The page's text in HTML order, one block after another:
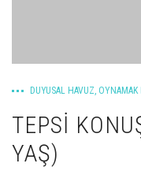
DUYUSAL HAVUZ, OYNAMAK
TEPSI
YAŞ)